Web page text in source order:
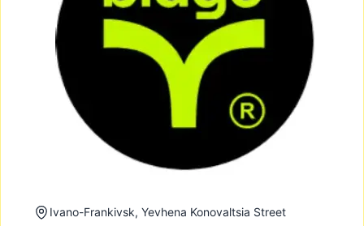
Ivano-Frankivsk, Yevhena Konovaltsia Street